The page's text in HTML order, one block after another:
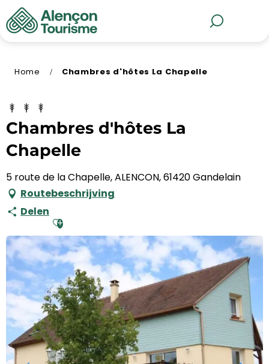
Aller
au
contenu
Home Chambres d'hôtes La Chapelle
Chambres d'hôtes La
Chapelle
5 route de la Chapelle, ALENCON, 61420 Gandelain
Routebeschrijving
Delen Ajouter aux favoris